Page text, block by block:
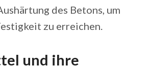
des Betons, um
zu erreichen.
und ihre